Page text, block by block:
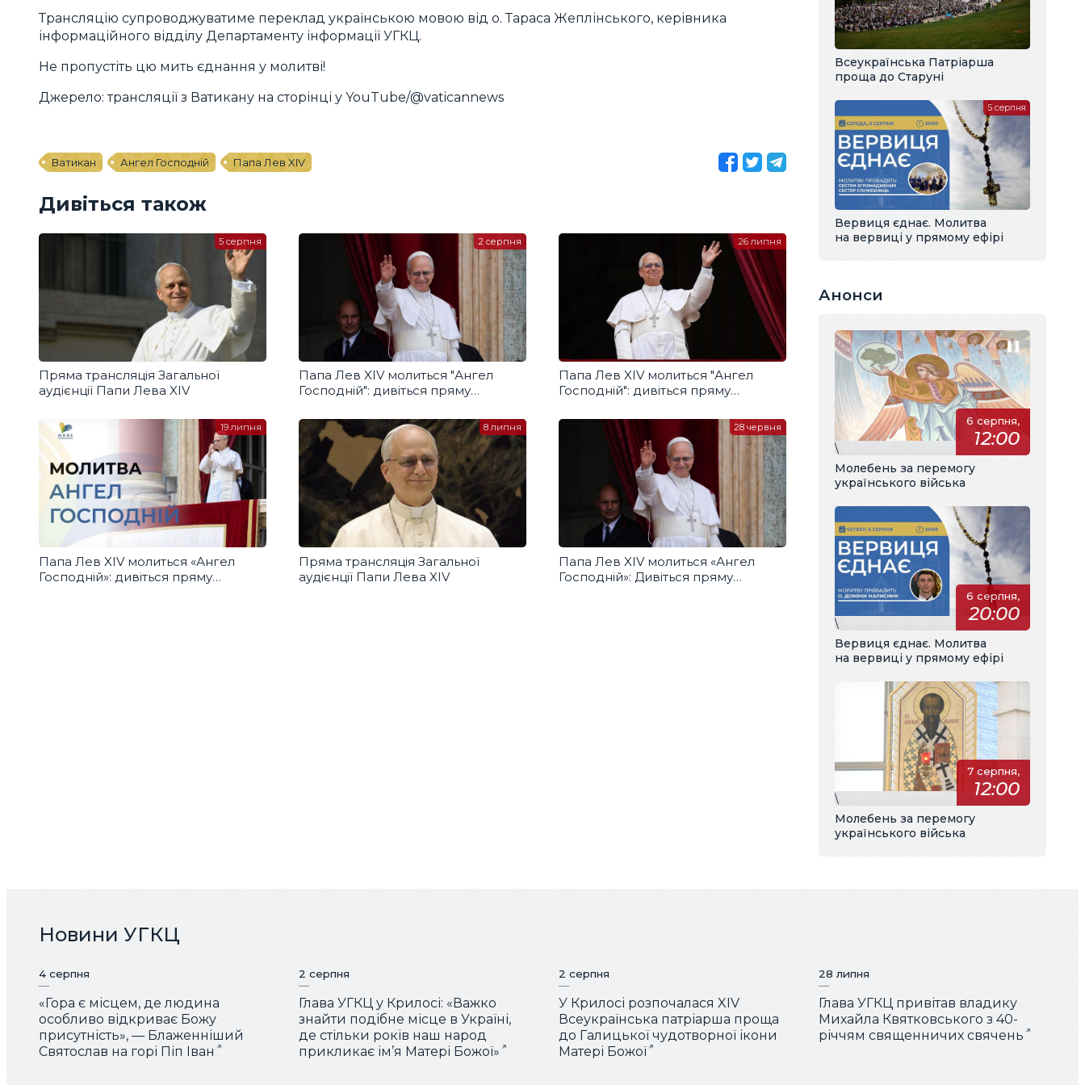
Трансляцію супроводжуватиме переклад українською мовою від о. Тараса Жеплінського, керівника
інформаційного відділу Департаменту інформації УГКЦ.
Не пропустіть цю мить єднання у молитві!
Джерело: трансляції з Ватикану на сторінці у YouTube/@vaticannews
Ватикан Ангел Господній Папа Лев XIV
Дивіться також
Пряма трансляція Загальної
аудієнції Папи Лева XIV
5 серпня
Папа Лев XIV молиться "Ангел
Господній": дивіться пряму
перекладом
2 серпня
Папа Лев XIV молиться "Ангел
Господній": дивіться пряму
перекладом
26 липня
Папа Лев XIV молиться «Ангел
Господній»: дивіться пряму
19 липня
Пряма трансляція Загальної
аудієнції Папи Лева XIV
8 липня
Папа Лев XIV молиться «Ангел
Господній»: Дивіться пряму
28 червня
Всеукраїнська Патріарша
проща до Старуні
Вервиця єднає. Молитва
на вервиці у прямому ефірі
5 серпня
Анонси
6 серпня,
12:00
\
Молебень за перемогу
українського війська
6 серпня,
20:00
\
Вервиця єднає. Молитва
на вервиці у прямому ефірі
7 серпня,
12:00
\
Молебень за перемогу
українського війська
Новини УГКЦ
4 серпня
«Гора є місцем, де людина
особливо відкриває Божу
присутність», — Блаженніший
Святослав на горі Піп Іван
2 серпня
Глава УГКЦ у Крилосі: «Важко
знайти подібне місце в Україні,
де стільки років наш народ
прикликає ім’я Матері Божої»
2 серпня
У Крилосі розпочалася XIV
Всеукраїнська патріарша проща
до Галицької чудотворної ікони
Матері Божої
28 липня
Глава УГКЦ привітав владику
Михайла Квятковського з 40-
річчям священничих свячень